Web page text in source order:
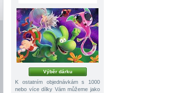
Výběr dárku
K ostatním objednávkám s 1000
nebo více dílky Vám můžeme jako